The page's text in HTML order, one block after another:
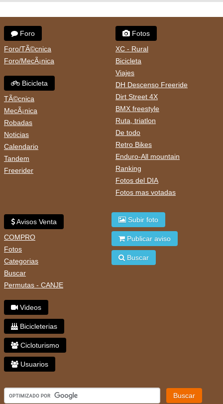
Foro
Foro/TÃ©cnica
Foro/MecÃ¡nica
Bicicleta
TÃ©cnica
MecÃ¡nica
Robadas
Noticias
Calendario
Tandem
Freerider
Fotos
XC - Rural
Bicicleta
Viajes
DH Descenso Freeride
Dirt Street 4X
BMX freestyle
Ruta, triatlon
De todo
Retro Bikes
Enduro-All mountain
Ranking
Fotos del DIA
Fotos mas votadas
Avisos Venta
COMPRO
Fotos
Categorias
Buscar
Permutas - CANJE
Videos
Bicicleterias
Cicloturismo
Usuarios
Subir foto
Publicar aviso
Buscar
Buscar